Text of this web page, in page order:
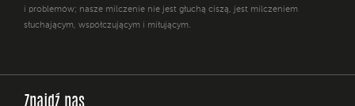
i problemów; nasze milczenie nie jest głuchą ciszą, jest milczeniem
słuchającym, współczującym i miłującym.
Znajdź nas